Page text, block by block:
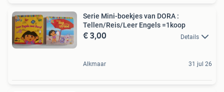
Serie Mini-boekjes van DORA :
Tellen/Reis/Leer Engels =1koop
€ 3,00 Details
Alkmaar 31 jul 26